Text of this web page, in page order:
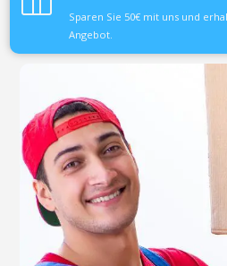
Sparen Sie 50€ mit uns und
Angebot.